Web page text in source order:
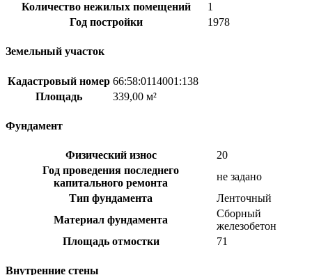
Количество нежилых помещений
1
Год постройки
1978
Земельный участок
Кадастровый номер 66:58:0114001:138
Площадь
339,00 м²
Фундамент
Физический износ
20
Год проведения последнего
капитального ремонта
не задано
Тип фундамента
Ленточный
Материал фундамента
Сборный
железобетон
Площадь отмостки
71
Внутренние стены